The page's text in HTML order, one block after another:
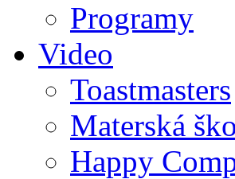
Programy
Video
Toastmasters
Materská
Happy